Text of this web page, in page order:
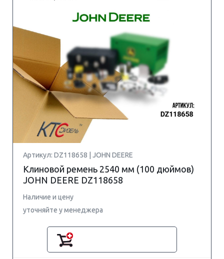
Артикул: DZ118658 | JOHN DEERE
Клиновой ремень 2540 мм (100 дюймов)
JOHN DEERE DZ118658
Наличие и цену
уточняйте у менеджера